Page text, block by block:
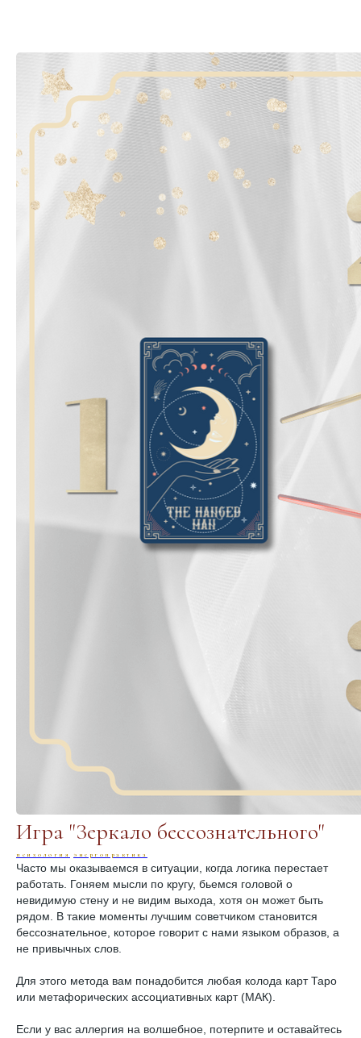
Игра "Зеркало бессознательного"
психология энергопрактика
Часто мы оказываемся в ситуации, когда логика перестает
работать. Гоняем мысли по кругу, бьемся головой о
невидимую стену и не видим выхода, хотя он может быть
рядом. В такие моменты лучшим советчиком становится
бессознательное, которое говорит с нами языком образов, а
не привычных слов.
Для этого метода вам понадобится любая колода карт Таро
или метафорических ассоциативных карт (МАК).
Если у вас аллергия на волшебное, потерпите и оставайтесь